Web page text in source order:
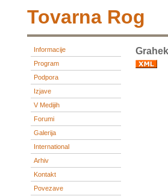
Tovarna Rog
Informacije
Program
Podpora
Izjave
V Medijih
Forumi
Galerija
International
Arhiv
Kontakt
Povezave